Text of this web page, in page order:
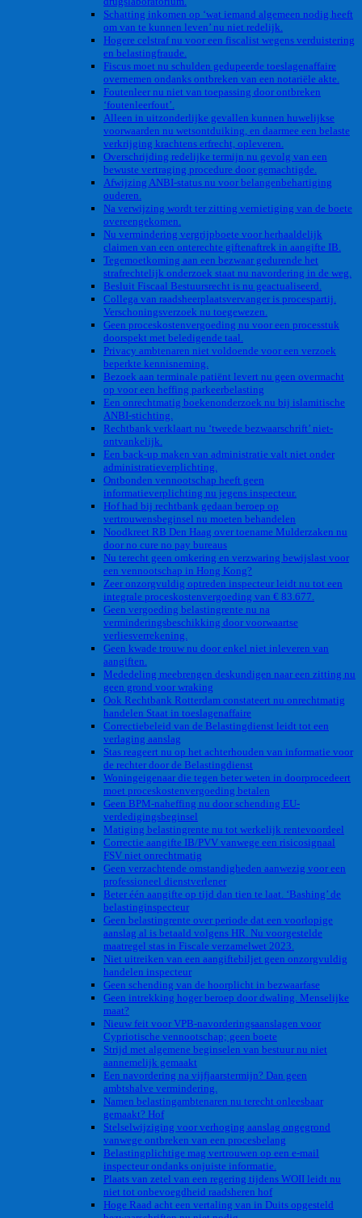
Schatting inkomen op ‘wat iemand algemeen nodig heeft
om van te kunnen leven’ nu niet redelijk.
Hogere celstraf nu voor een fiscalist wegens verduistering
en belastingfraude.
Fiscus moet nu schulden gedupeerde toeslagenaffaire
overnemen ondanks ontbreken van een notariële akte.
Foutenleer nu niet van toepassing door ontbreken
‘foutenleerfout’.
Alleen in uitzonderlijke gevallen kunnen huwelijkse
voorwaarden nu wetsontduiking, en daarmee een belaste
verkrijging krachtens erfrecht, opleveren.
Overschrijding redelijke termijn nu gevolg van een
bewuste vertraging procedure door gemachtigde.
Afwijzing ANBI-status nu voor belangenbehartiging
ouderen.
Na verwijzing wordt ter zitting vernietiging van de boete
overeengekomen.
Nu vermindering vergrijpboete voor herhaaldelijk
claimen van een onterechte giftenaftrek in aangifte IB.
Tegemoetkoming aan een bezwaar gedurende het
strafrechtelijk onderzoek staat nu navordering in de weg.
Besluit Fiscaal Bestuursrecht is nu geactualiseerd.
Collega van raadsheerplaatsvervanger is procespartij.
Verschoningsverzoek nu toegewezen.
Geen proceskostenvergoeding nu voor een processtuk
doorspekt met beledigende taal.
Privacy ambtenaren niet voldoende voor een verzoek
beperkte kennisneming.
Bezoek aan terminale patiënt levert nu geen overmacht
op voor een heffing parkeerbelasting
Een onrechtmatig boekenonderzoek nu bij islamitische
ANBI-stichting.
Rechtbank verklaart nu ‘tweede bezwaarschrift’ niet-
ontvankelijk.
Een back-up maken van administratie valt niet onder
administratieverplichting.
Ontbonden vennootschap heeft geen
informatieverplichting nu jegens inspecteur.
Hof had bij rechtbank gedaan beroep op
vertrouwensbeginsel nu moeten behandelen
Noodkreet RB Den Haag over toename Mulderzaken nu
door no cure no pay bureaus
Nu terecht geen omkering en verzwaring bewijslast voor
een vennootschap in Hong Kong?
Zeer onzorgvuldig optreden inspecteur leidt nu tot een
integrale proceskostenvergoeding van € 83.677.
Geen vergoeding belastingrente nu na
verminderingsbeschikking door voorwaartse
verliesverrekening.
Geen kwade trouw nu door enkel niet inleveren van
aangiften.
Mededeling meebrengen deskundigen naar een zitting nu
geen grond voor wraking
Ook Rechtbank Rotterdam constateert nu onrechtmatig
handelen Staat in toeslagenaffaire
Correctiebeleid van de Belastingdienst leidt tot een
verlaging aanslag
Stas reageert nu op het achterhouden van informatie voor
de rechter door de Belastingdienst
Woningeigenaar die tegen beter weten in doorprocedeert
moet proceskostenvergoeding betalen
Geen BPM-naheffing nu door schending EU-
verdedigingsbeginsel
Matiging belastingrente nu tot werkelijk rentevoordeel
Correctie aangifte IB/PVV vanwege een risicosignaal
FSV niet onrechtmatig
Geen verzachtende omstandigheden aanwezig voor een
professioneel dienstverlener
Beter één aangifte op tijd dan tien te laat. ‘Bashing’ de
belastinginspecteur
Geen belastingrente over periode dat een voorlopige
aanslag al is betaald volgens HR. Nu voorgestelde
maatregel stas in Fiscale verzamelwet 2023.
Niet uitreiken van een aangiftebiljet geen onzorgvuldig
handelen inspecteur
Geen schending van de hoorplicht in bezwaarfase
Geen intrekking hoger beroep door dwaling. Menselijke
maat?
Nieuw feit voor VPB-navorderingsaanslagen voor
Cypriotische vennootschap; geen boete
Strijd met algemene beginselen van bestuur nu niet
aannemelijk gemaakt
Een navordering na vijfjaarstermijn? Dan geen
ambtshalve vermindering.
Namen belastingambtenaren nu terecht onleesbaar
gemaakt? Hof
Stelselwijziging voor verhoging aanslag ongegrond
vanwege ontbreken van een procesbelang
Belastingplichtige mag vertrouwen op een e-mail
inspecteur ondanks onjuiste informatie.
Plaats van zetel van een regering tijdens WOII leidt nu
niet tot onbevoegdheid raadsheren hof
Hoge Raad acht een vertaling van in Duits opgesteld